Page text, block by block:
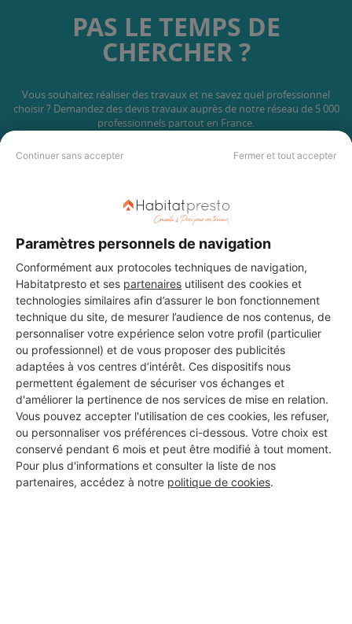
Continuer sans accepter Fermer et tout accepter
Paramètres personnels de navigation
Conformément aux protocoles techniques de navigation,
Habitatpresto et ses partenaires utilisent des cookies et
technologies similaires afin d’assurer le bon fonctionnement
technique du site, de mesurer l’audience de nos contenus, de
personnaliser votre expérience selon votre profil (particulier
ou professionnel) et de vous proposer des publicités
adaptées à vos centres d’intérêt. Ces dispositifs nous
permettent également de sécuriser vos échanges et
d'améliorer la pertinence de nos services de mise en relation.
Vous pouvez accepter l'utilisation de ces cookies, les refuser,
ou personnaliser vos préférences ci-dessous. Votre choix est
conservé pendant 6 mois et peut être modifié à tout moment.
Pour plus d'informations et consulter la liste de nos
partenaires, accédez à notre politique de cookies.
PAS LE TEMPS DE
CHERCHER ?
Vous souhaitez réaliser des travaux et ne savez quel professionnel
choisir ? Demandez des devis travaux auprès de notre réseau de 5 000
professionnels partout en France.
DEMANDER UN DEVIS